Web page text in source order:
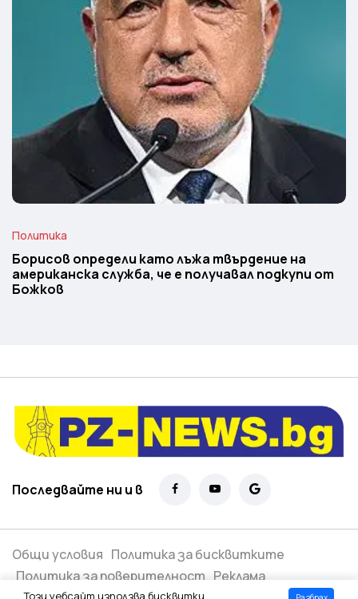
Политика
Борисов определи като лъжа твърдение на
американска служба, че е получавал подкупи от
Божков
Последвайте ни и в
Общи условия Политика за бисквитките
Политика за поверителност Реклама
Този уебсайт използва бисквитки.